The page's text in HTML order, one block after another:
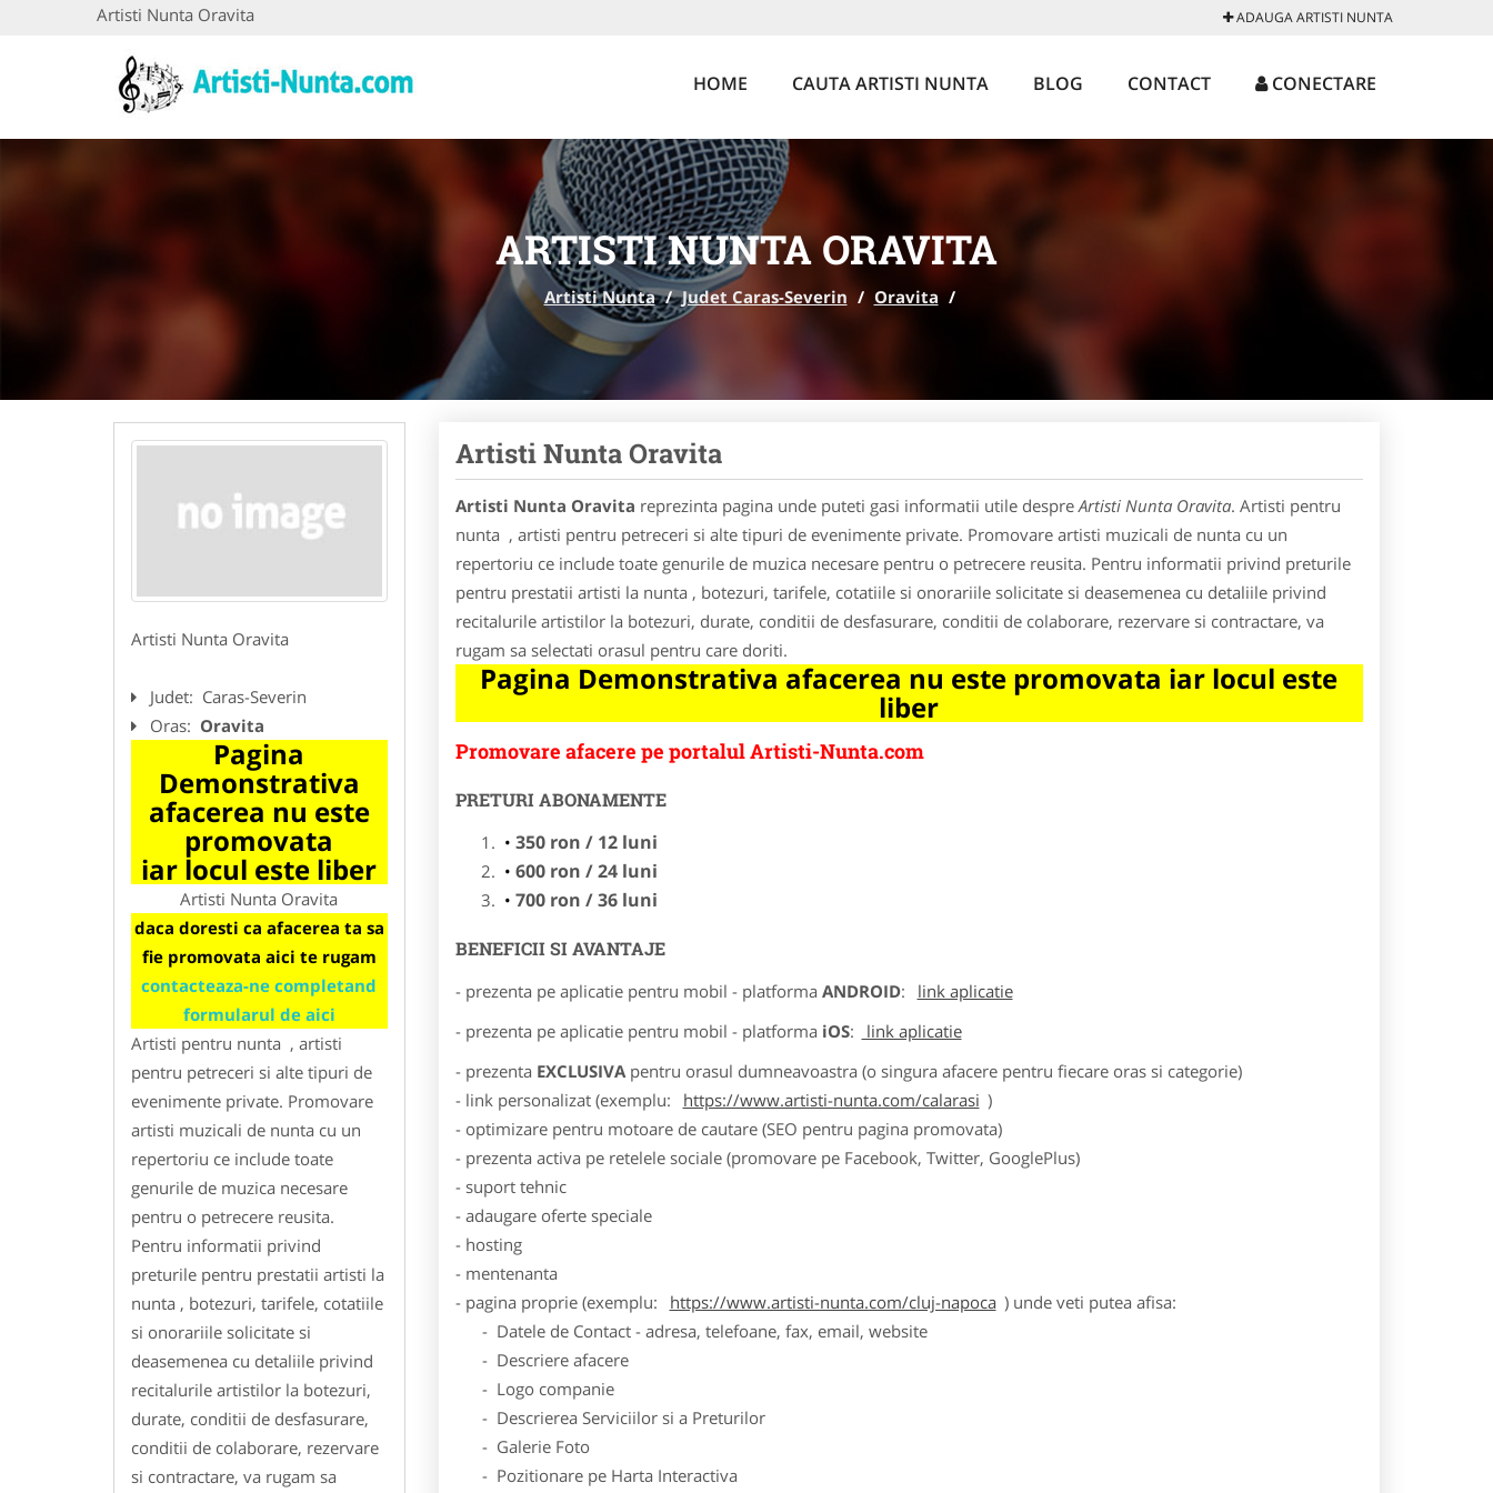
Artisti Nunta Oravita ADAUGA ARTISTI NUNTA
HOME CAUTA ARTISTI NUNTA BLOG CONTACT CONECTARE
ARTISTI NUNTA ORAVITA
Artisti Nunta / Judet Caras-Severin / Oravita /
Artisti Nunta Oravita
Judet: Caras-Severin
Oras: Oravita
Pagina
Demonstrativa
afacerea nu este
promovata
iar locul este liber
Artisti Nunta Oravita
daca doresti ca afacerea ta sa
fie promovata aici te rugam
contacteaza-ne completand
formularul de aici
Artisti pentru nunta , artisti
pentru petreceri si alte tipuri de
evenimente private. Promovare
artisti muzicali de nunta cu un
repertoriu ce include toate
genurile de muzica necesare
pentru o petrecere reusita.
Pentru informatii privind
preturile pentru prestatii artisti la
nunta , botezuri, tarifele, cotatiile
si onorariile solicitate si
deasemenea cu detaliile privind
recitalurile artistilor la botezuri,
durate, conditii de desfasurare,
conditii de colaborare, rezervare
si contractare, va rugam sa
Artisti Nunta Oravita
Artisti Nunta Oravita reprezinta pagina unde puteti gasi informatii utile despreArtisti Nunta Oravita. Artisti pentru
nunta , artisti pentru petreceri si alte tipuri de evenimente private. Promovare artisti muzicali de nunta cu un
repertoriu ce include toate genurile de muzica necesare pentru o petrecere reusita. Pentru informatii privind preturile
pentru prestatii artisti la nunta , botezuri, tarifele, cotatiile si onorariile solicitate si deasemenea cu detaliile privind
recitalurile artistilor la botezuri, durate, conditii de desfasurare, conditii de colaborare, rezervare si contractare, va
rugam sa selectati orasul pentru care doriti.
Pagina Demonstrativa afacerea nu este promovata iar locul este
liber
Promovare afacere pe portalul Artisti-Nunta.com
PRETURI ABONAMENTE
350 ron / 12 luni
600 ron / 24 luni
700 ron / 36 luni
BENEFICII SI AVANTAJE
- prezenta pe aplicatie pentru mobil - platforma ANDROID:
link aplicatie
- prezenta pe aplicatie pentru mobil - platforma iOS:
link aplicatie
- prezenta EXCLUSIVApentru orasul dumneavoastra (o singura afacere pentru fiecare oras si categorie)
- link personalizat (exemplu:
https://www.artisti-nunta.com/calarasi )
- optimizare pentru motoare de cautare (SEO pentru pagina promovata)
- prezenta activa pe retelele sociale (promovare pe Facebook, Twitter, GooglePlus)
- suport tehnic
- adaugare oferte speciale
- hosting
- mentenanta
- pagina proprie (exemplu:
https://www.artisti-nunta.com/cluj-napoca ) unde veti putea afisa:
- Datele de Contact - adresa, telefoane, fax, email, website
- Descriere afacere
- Logo companie
- Descrierea Serviciilor si a Preturilor
- Galerie Foto
- Pozitionare pe Harta Interactiva